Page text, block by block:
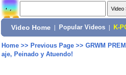
Video Home Popular Videos K-
Home>> Previous Page>> GRWM
aje, Peinado y Atuendo!